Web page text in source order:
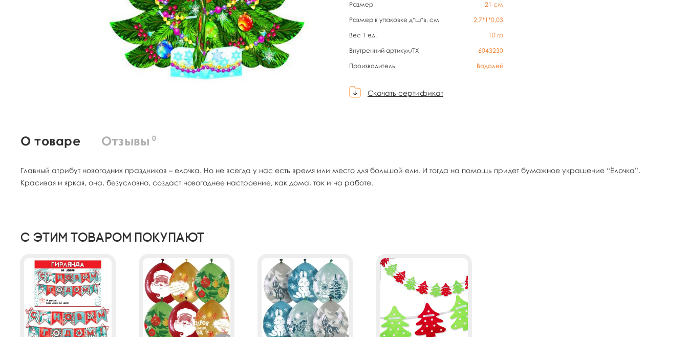
Размер
21 см
Размер в упаковке д*ш*в, см
2,7*1*0,03
Вес 1 ед.
10 гр
Внутренний артикул/TX
6043230
Производитель
Водолей
Скачать сертификат
О товаре Отзывы 0
Главный атрибут новогодних праздников – елочка. Но не всегда у нас есть время или место для большой ели. И тогда на помощь придет бумажное украшение “Ёлочка”.
Красивая и яркая, она, безусловно, создаст новогоднее настроение, как дома, так и на работе.
С этим товаром покупают